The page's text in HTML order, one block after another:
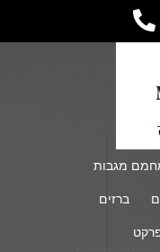
מגבות
ברזים